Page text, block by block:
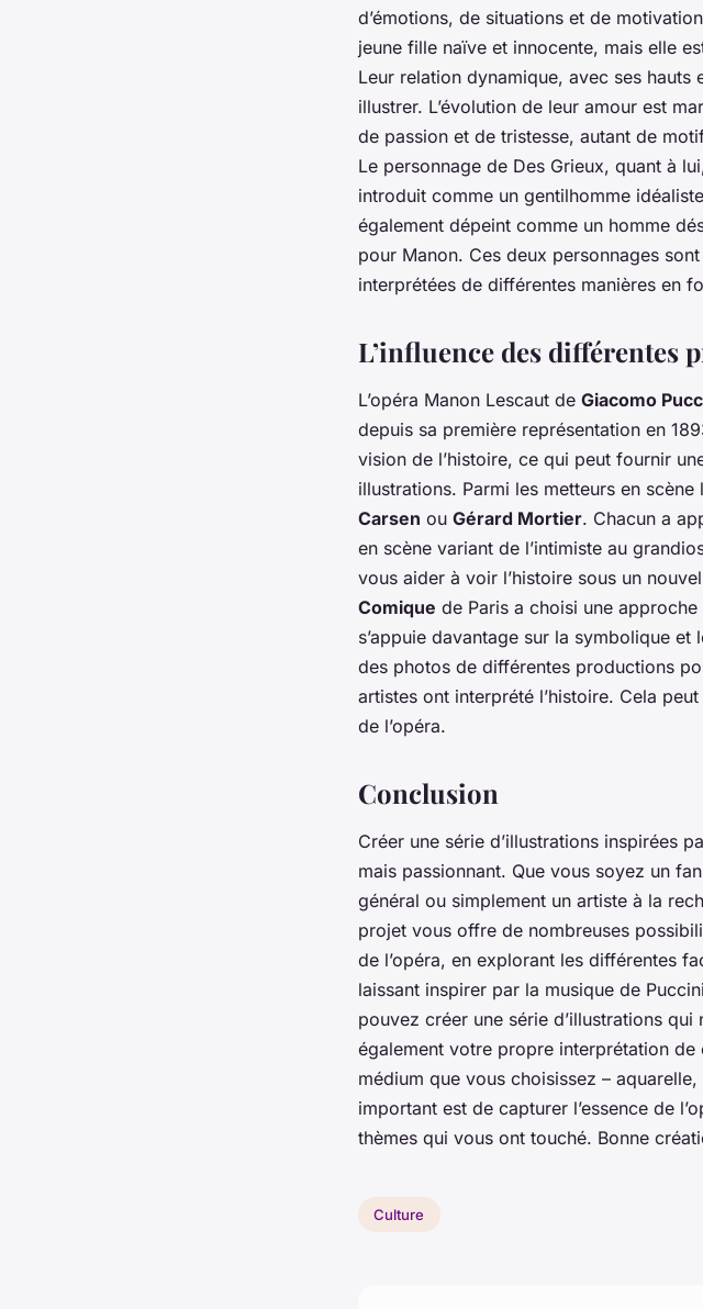
d’émotions, de situations et de
jeune fille naïve et innocente, mais elle
Leur relation dynamique, avec ses
illustrer. L’évolution de leur amour est
de passion et de tristesse, autant de
Le personnage de Des Grieux, quant à
introduit comme un gentilhomme
également dépeint comme un homme
pour Manon. Ces deux personnages
interprétées de différentes manières en
L’influence des différentes
L’opéra Manon Lescaut de Giacomo
depuis sa première représentation en
vision de l’histoire, ce qui peut fournir
illustrations. Parmi les metteurs en
Carsen ou Gérard Mortier. Chacun a
en scène variant de l’intimiste au
vous aider à voir l’histoire sous un
Comique de Paris a choisi une
s’appuie davantage sur la symbolique
des photos de différentes productions
artistes ont interprété l’histoire. Cela
de l’opéra.
Conclusion
Créer une série d’illustrations inspirées
mais passionnant. Que vous soyez un
général ou simplement un artiste à la
projet vous offre de nombreuses
de l’opéra, en explorant les différentes
laissant inspirer par la musique de
pouvez créer une série d’illustrations
également votre propre interprétation de
médium que vous choisissez –
important est de capturer l’essence de
thèmes qui vous ont touché. Bonne
Culture